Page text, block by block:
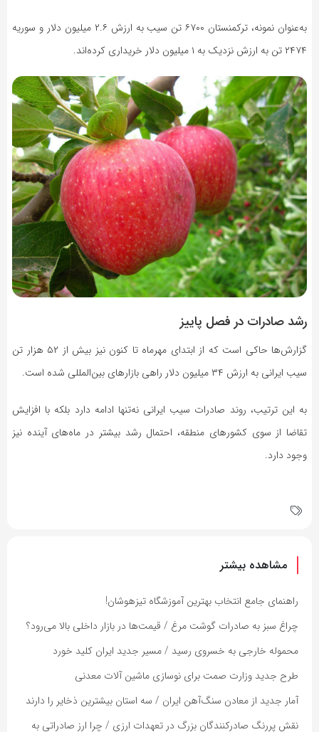
به‌عنوان نمونه، ترکمنستان ۶۷۰۰ تن سیب به ارزش ۲.۶ میلیون دلار و سوریه
۲۴۷۴ تن به ارزش نزدیک به ۱ میلیون دلار خریداری کرده‌اند.
رشد صادرات در فصل پاییز
گزارش‌ها حاکی است که از ابتدای مهرماه تا کنون نیز بیش از ۵۲ هزار تن
سیب ایرانی به ارزش ۳۴ میلیون دلار راهی بازار‌های بین‌المللی شده است.
به این ترتیب، روند صادرات سیب ایرانی نه‌تنها ادامه دارد بلکه با افزایش
تقاضا از سوی کشور‌های منطقه، احتمال رشد بیشتر در ماه‌های آینده نیز
وجود دارد.
مشاهده بیشتر
راهنمای جامع انتخاب بهترین آموزشگاه تیزهوشان!
چراغ سبز به صادرات گوشت مرغ / قیمت‌ها در بازار داخلی بالا می‌رود؟
محموله خارجی به خسروی رسید / مسیر جدید ایران کلید خورد
طرح جدید وزارت صمت برای نوسازی ماشین آلات معدنی
آمار جدید از معادن سنگ‌آهن ایران / سه استان بیشترین ذخایر را دارند
نقش پررنگ صادرکنندگان بزرگ در تعهدات ارزی / چرا ارز صادراتی به